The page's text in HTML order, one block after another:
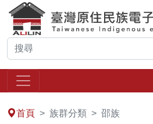
首頁
族群分類 邵族